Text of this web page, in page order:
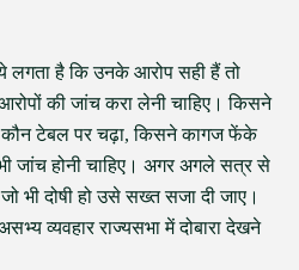
लगता है कि उनके आरोप सही हैं तो
की जांच करा लेनी चाहिए। किसने
कौन टेबल पर चढ़ा, किसने कागज फेंके
जांच होनी चाहिए। अगर अगले सत्र से
भी दोषी हो उसे सख्त सजा दी जाए।
व्यवहार राज्यसभा में दोबारा देखने